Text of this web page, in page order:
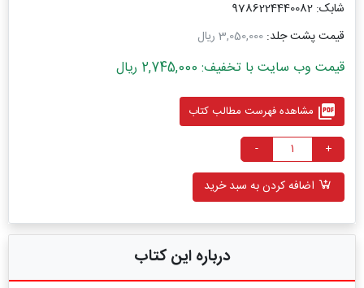
شابک: 9786224440082
قیمت پشت جلد: 3,050,000 ریال
قیمت وب سایت با تخفیف: 2,745,000 ریال
picture_as_pdf مشاهده فهرست مطالب کتاب
+
-
اضافه کردن به سبد خرید
درباره این کتاب